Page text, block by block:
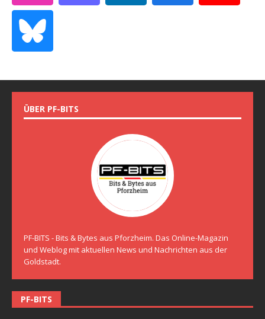
ÜBER PF-BITS
PF-BITS - Bits & Bytes aus Pforzheim. Das Online-Magazin
und Weblog mit aktuellen News und Nachrichten aus der
Goldstadt.
PF-BITS